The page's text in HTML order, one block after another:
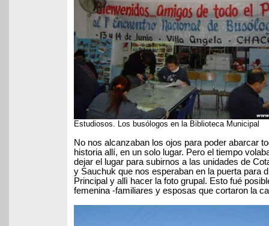
Estudiosos. Los busólogos en la Biblioteca Municipal
No nos alcanzaban los ojos para poder abarcar
historia allí, en un solo lugar. Pero el tiempo
dejar el lugar para subirnos a las unidades de
y Sauchuk que nos esperaban en la puerta para
Principal y allì hacer la foto grupal. Esto fué
femenina -familiares y esposas que cortaron la